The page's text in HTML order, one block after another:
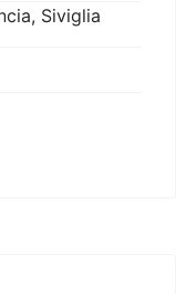
Siviglia